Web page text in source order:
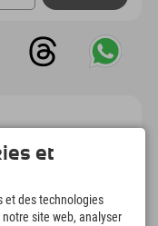
et
et des technologies
site web, analyser